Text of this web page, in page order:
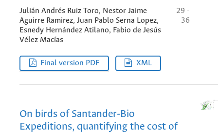
Julián Andrés Ruiz Toro, Nestor Jaime
Aguirre Ramirez, Juan Pablo Serna Lopez,
Esnedy Hernández Atilano, Fabio de Jesús
Vélez Macías
29 -
36
Final version PDF XML
On birds of Santander-Bio
Expeditions, quantifying the cost of